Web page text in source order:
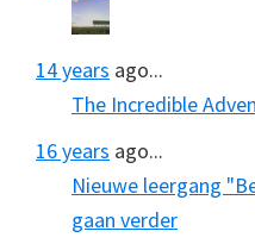
14 years ago...
The Incredible
16 years ago...
Nieuwe leergang
gaan verder